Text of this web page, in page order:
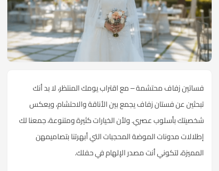
فساتين زفاف محتشمة – مع اقتراب يومك المنتظر، لا بد أنك
تبحثين عن فستان زفاف يجمع بين الأناقة والاحتشام، ويعكس
شخصيتك بأسلوب عصري. ولأن الخيارات كثيرة ومتنوعة، جمعنا لك
إطلالات مدونات الموضة المحجبات التي أبهرتنا بتصاميمهن
المميزة، لتكوني أنت مصدر الإلهام في حفلك.